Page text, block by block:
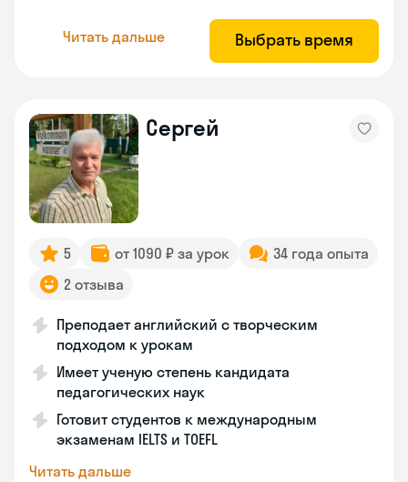
Читать дальше Выбрать время
Сергей
5 от 1090 ₽ за урок
34 года опыта
2 отзыва
Преподает английский с творческим
подходом к урокам
Имеет ученую степень кандидата
педагогических наук
Готовит студентов к международным
экзаменам IELTS и TOEFL
Читать дальше